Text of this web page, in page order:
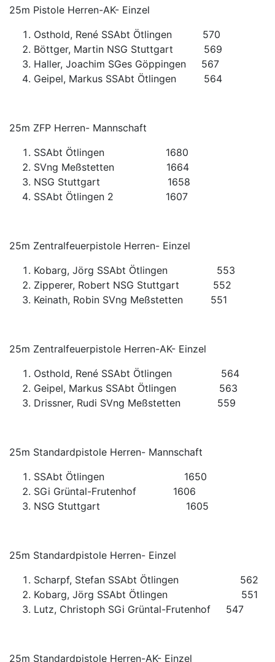
25m Pistole Herren-AK- Einzel
Osthold, René SSAbt Ötlingen 570
Böttger, Martin NSG Stuttgart 569
Haller, Joachim SGes Göppingen 567
Geipel, Markus SSAbt Ötlingen 564
25m ZFP Herren- Mannschaft
SSAbt Ötlingen 1680
SVng Meßstetten 1664
NSG Stuttgart 1658
SSAbt Ötlingen 2 1607
25m Zentralfeuerpistole Herren- Einzel
Kobarg, Jörg SSAbt Ötlingen 553
Zipperer, Robert NSG Stuttgart 552
Keinath, Robin SVng Meßstetten 551
25m Zentralfeuerpistole Herren-AK- Einzel
Osthold, René SSAbt Ötlingen 564
Geipel, Markus SSAbt Ötlingen 563
Drissner, Rudi SVng Meßstetten 559
25m Standardpistole Herren- Mannschaft
SSAbt Ötlingen 1650
SGi Grüntal-Frutenhof 1606
NSG Stuttgart 1605
25m Standardpistole Herren- Einzel
Scharpf, Stefan SSAbt Ötlingen 562
Kobarg, Jörg SSAbt Ötlingen 551
Lutz, Christoph SGi Grüntal-Frutenhof 547
25m Standardpistole Herren-AK- Einzel